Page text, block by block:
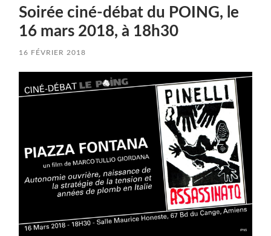
Soirée ciné-débat du POING, le
16 mars 2018, à 18h30
16 FÉVRIER 2018